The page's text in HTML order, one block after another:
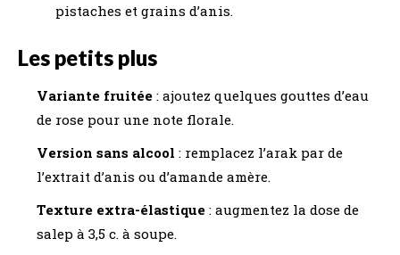
pistaches et grains d’anis.
Les petits plus
Variante fruitée : ajoutez quelques gouttes d’eau
de rose pour une note florale.
Version sans alcool : remplacez l’arak par de
l’extrait d’anis ou d’amande amère.
Texture extra-élastique : augmentez la dose de
salep à 3,5 c. à soupe.